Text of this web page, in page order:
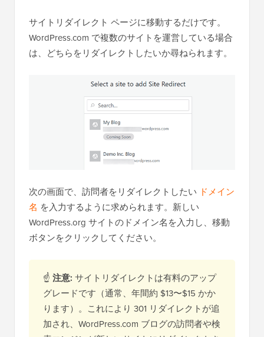
サイトリダイレクト ページに移動するだけです。
WordPress.com で複数のサイトを運営している場合
は、どちらをリダイレクトしたいか尋ねられます。
次の画面で、訪問者をリダイレクトしたい ドメイン
名 を入力するように求められます。新しい
WordPress.org サイトのドメイン名を入力し、移動
ボタンをクリックしてください。
☝ 注意: サイトリダイレクトは有料のアップ
グレードです（通常、年間約 $13〜$15 かか
ります）。これにより 301 リダイレクトが追
加され、WordPress.com ブログの訪問者や検